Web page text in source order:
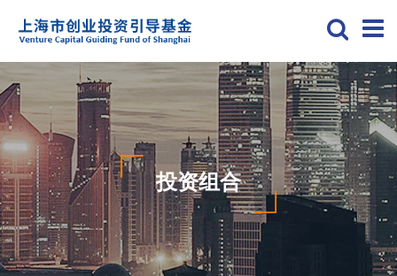
投资组合